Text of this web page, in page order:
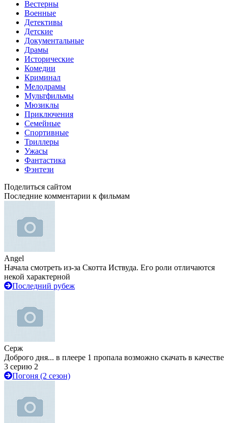
Вестерны
Военные
Детективы
Детские
Документальные
Драмы
Исторические
Комедии
Криминал
Мелодрамы
Мультфильмы
Мюзиклы
Приключения
Семейные
Спортивные
Триллеры
Ужасы
Фантастика
Фэнтези
Поделиться сайтом
Последние комментарии к фильмам
Angel
Начала смотреть из-за Скотта Иствуда. Его роли отличаются
некой характерной
Последний рубеж
Серж
Доброго дня... в плеере 1 пропала возможно скачать в качестве
3 серию 2
Погоня (2 сезон)